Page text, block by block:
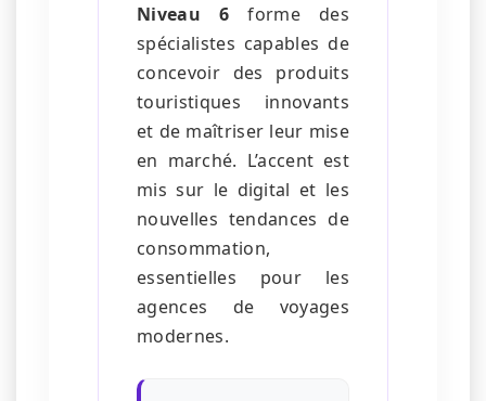
Niveau 6 forme des
spécialistes capables de
concevoir des produits
touristiques innovants
et de maîtriser leur mise
en marché. L’accent est
mis sur le digital et les
nouvelles tendances de
consommation,
essentielles pour les
agences de voyages
modernes.